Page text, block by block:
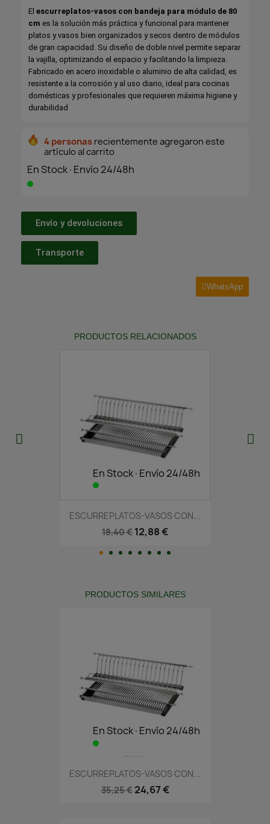
El escurreplatos-vasos con bandeja para módulo de 80
cm es la solución más práctica y funcional para mantener
platos y vasos bien organizados y secos dentro de módulos
de gran capacidad. Su diseño de doble nivel permite separar
la vajilla, optimizando el espacio y facilitando la limpieza.
Fabricado en acero inoxidable o aluminio de alta calidad, es
resistente a la corrosión y al uso diario, ideal para cocinas
domésticas y profesionales que requieren máxima higiene y
durabilidad
4 personas recientemente agregaron este
artículo al carrito
En Stock·Envío 24/48h
Envío y devoluciones
Transporte
WhatsApp
PRODUCTOS RELACIONADOS
En Stock·Envío 24/48h
ESCURREPLATOS-VASOS CON...
18,40 € 12,88 €
PRODUCTOS SIMILARES
En Stock·Envío 24/48h
ESCURREPLATOS-VASOS CON...
35,25 € 24,67 €